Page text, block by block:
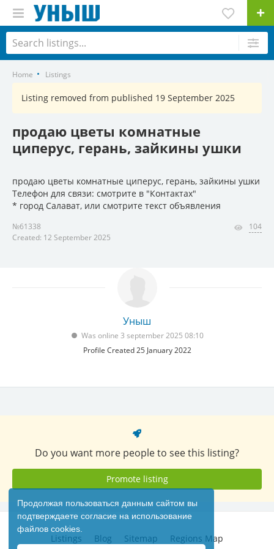
Продолжая пользоваться данным сайтом вы
подтверждаете согласие на использование
файлов cookies.
Home Listings
Listing removed from published 19 September 2025
продаю цветы комнатные
циперус, герань, зайкины ушки
продаю цветы комнатные циперус, герань, зайкины ушки
Телефон для связи: смотрите в "Контактах"
* город Салават, или смотрите текст объявления
№61338
Created: 12 September 2025
104
Уныш
Was online 3 september 2025 08:10
Profile Created 25 January 2022
Do you want more people to see this listing?
Promote listing
Listings Blog Sitemap Regions Map